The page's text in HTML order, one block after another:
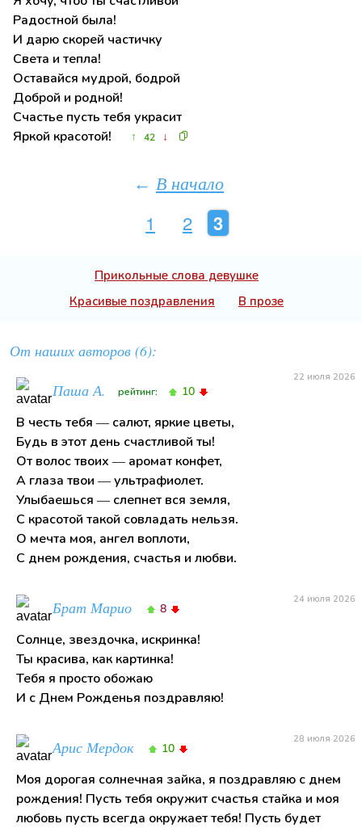
Радостной была!
И дарю скорей частичку
Света и тепла!
Оставайся мудрой, бодрой
Доброй и родной!
Счастье пусть тебя украсит
Яркой красотой!
↑ 42 ↓
← В начало
1 2 3
Прикольные слова девушке
Красивые поздравления
В прозе
От наших авторов (6):
Паша А. рейтинг: 10
22 июля 2026
В честь тебя — салют, яркие цветы,
Будь в этот день счастливой ты!
От волос твоих — аромат конфет,
А глаза твои — ультрафиолет.
Улыбаешься — слепнет вся земля,
С красотой такой совладать нельзя.
О мечта моя, ангел воплоти,
С днем рождения, счастья и любви.
Брат Марио 8
24 июля 2026
Солнце, звездочка, искринка!
Ты красива, как картинка!
Тебя я просто обожаю
И с Днем Рожденья поздравляю!
Арис Мердок 10
28 июля 2026
Моя дорогая солнечная зайка, я поздравляю с днем
рождения! Пусть тебя окружит счастья стайка и моя
любовь пусть всегда окружает тебя! Пусть будет